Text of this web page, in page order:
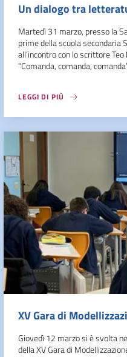
Un dialogo tra
Martedì 31 marzo, presso la
prime della scuola secondaria
all’incontro con lo scrittore
“Comanda, comanda,
LEGGI DI PIÙ
XV Gara di
Giovedì 12 marzo si è svolta
della XV Gara di